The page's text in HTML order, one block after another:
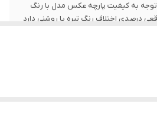
توجه به کیفیت پارچه عکس مدل با رنگ
درصدی اختلاف رنگ تیره یا روشنی دارد